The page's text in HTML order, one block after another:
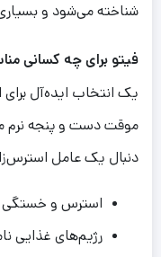
شناخته می‌شود و
فیتو برایچه کسانی
یک انتخاب ایده‌آل
موقت دست و پنجه نرم
دنبال یک عامل
استرس و
رژیم‌های غذایی